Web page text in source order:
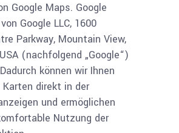
Google Maps. Google
Google LLC, 1600
Parkway, Mountain View,
(nachfolgend „Google“)
können wir Ihnen
direkt in der
und ermöglichen
Nutzung der